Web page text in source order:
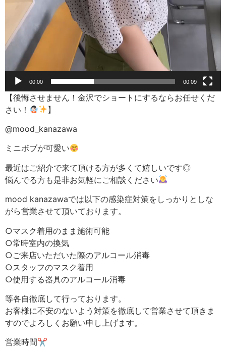
00:00 00:09
【後悔させません！金沢でショートにするならお任せくだ
さい！
】
@mood_kanazawa
ミニボブが可愛い
最近はご紹介で来て頂ける方が多くて嬉しいです◎
悩んでる方も是非お気軽にご相談ください
mood kanazawaでは以下の感染症対策をしっかりとしな
がら営業させて頂いております。
○マスク着用のまま施術可能
○常時室内の換気
○ご来店いただいた際のアルコール消毒
○スタッフのマスク着用
○使用する器具のアルコール消毒
等各自徹底して行っております。
お客様に不安のないよう対策を徹底して営業させて頂きま
すのでよろしくお願い申し上げます。
営業時間✂︎